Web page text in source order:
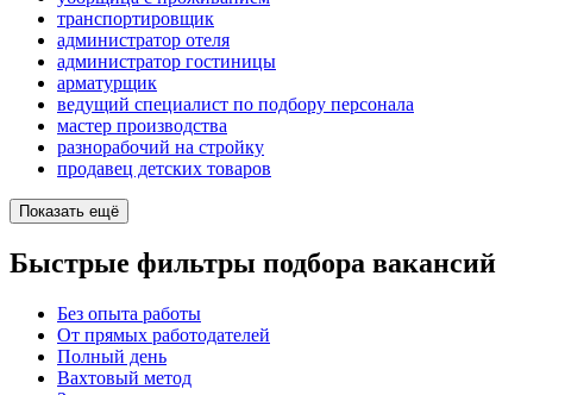
транспортировщик
администратор отеля
администратор гостиницы
арматурщик
ведущий специалист по подбору персонала
мастер производства
разнорабочий на стройку
продавец детских товаров
Показать ещё
Быстрые фильтры подбора вакансий
Без опыта работы
От прямых работодателей
Полный день
Вахтовый метод